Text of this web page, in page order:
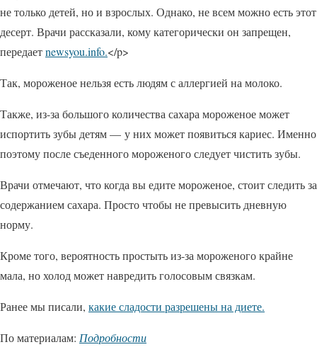
не только детей, но и взрослых. Однако, не всем можно есть этот
десерт. Врачи рассказали, кому категорически он запрещен,
передаетnewsyou.info.</p>
Так, мороженое нельзя есть людям с аллергией на молоко.
Также, из-за большого количества сахара мороженое может
испортить зубы детям — у них может появиться кариес. Именно
поэтому после съеденного мороженого следует чистить зубы.
Врачи отмечают, что когда вы едите мороженое, стоит следить за
содержанием сахара. Просто чтобы не превысить дневную
норму.
Кроме того, вероятность простыть из-за мороженого крайне
мала, но холод может навредить голосовым связкам.
Ранее мы писали, какие сладости разрешены на диете.
По материалам: Подробности